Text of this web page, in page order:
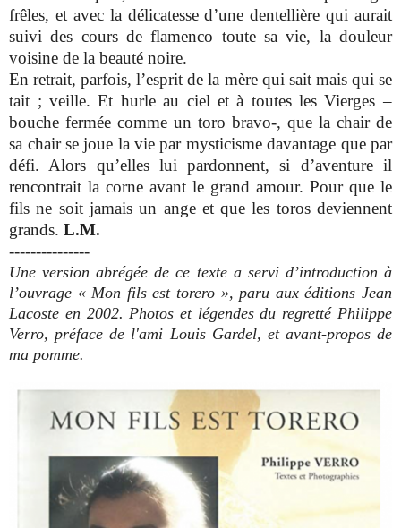
frêles, et avec la délicatesse d’une dentellière qui aurait
suivi des cours de flamenco toute sa vie, la douleur
voisine de la beauté noire.
En retrait, parfois, l’esprit de la mère qui sait mais qui se
tait ; veille. Et hurle au ciel et à toutes les Vierges –
bouche fermée comme un toro bravo-, que la chair de
sa chair se joue la vie par mysticisme davantage que par
défi. Alors qu’elles lui pardonnent, si d’aventure il
rencontrait la corne avant le grand amour. Pour que le
fils ne soit jamais un ange et que les toros deviennent
grands. L.M.
---------------
Une version abrégée de ce texte a servi d’introduction à
l’ouvrage « Mon fils est torero », paru aux éditions Jean
Lacoste en 2002. Photos et légendes du regretté Philippe
Verro, préface de l'ami Louis Gardel, et avant-propos de
ma pomme.